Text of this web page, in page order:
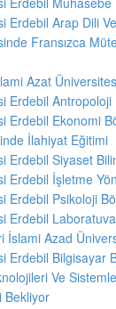
Erdebil Arap Dili
Fransızca
Azat
Erdebil Antropoloji
Erdebil Ekonomi
İlahiyat Eğitimi
Erdebil Siyaset
Erdebil İşletme
Erdebil Psikoloji
Erdebil
İslami Azad
Erdebil Bilgisayar
Ve
Bekliyor